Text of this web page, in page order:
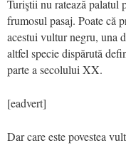
Turiştii nu ratează palatul
frumosul pasaj. Poate că
acestui vultur negru, una
altfel specie dispărută
parte a secolului XX.
[eadvert]
Dar care este povestea